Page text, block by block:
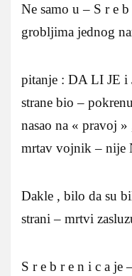
Ne samo u – S r e
grobljima jednog
pitanje : DA LI JE i
strane bio –
nasao na « pravoj
mrtav vojnik – nije
Dakle , bilo da su
strani – mrtvi
S r e b r e n i c a je